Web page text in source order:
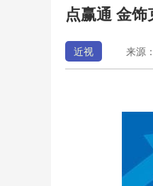
点赢通 金
近视 来源